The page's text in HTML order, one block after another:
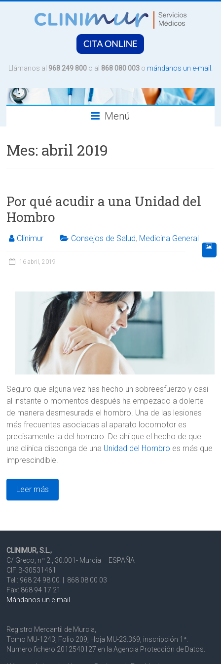
CLINIMUR
Médicos
Llámanos al 968 249 800o al 868 080 003o mándanos un e-mail.
Menú
Mes: abril 2019
Por qué acudir a una Unidad del
Hombro
Clinimur Consejos de Salud, Medicina General
16 abril, 2019
Seguro que alguna vez has hecho un sobreesfuerzo y casi
al instante o momentos después ha empezado a dolerte
de manera desmesurada el hombro. Una de las lesiones
más frecuentes asociadas al aparato locomotor es
precisamente la del hombro. De ahí que el hecho de que
una clínica disponga de una Unidad del Hombro es más que
imprescindible.
Leer más
CLINIMUR, S.L.,
C/ Greco, nº 2 , 30.001- Murcia – ESPAÑA
CIF. B-30531461
Tel.: 968 24 98 00 | 868 08 00 03
Fax: 868 94 17 21
Mándanos un e-mail
Registro Mercantil de Murcia,
Tomo MU-1243, Folio 209, Hoja MU-23.369, inscripción 1ª.
Numero fichero 2012540127 en la Agencia Protección de Datos.